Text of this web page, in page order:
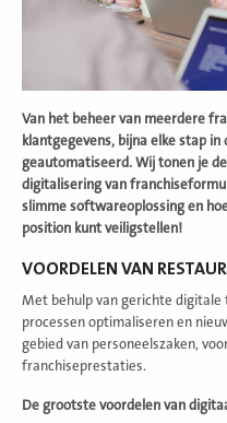
Van het beheer van meerdere
klantgegevens, bijna elke stap
geautomatiseerd. Wij tonen je
digitalisering van
slimme softwareoplossing en
position kunt veiligstellen!
VOORDELEN VAN
Met behulp van gerichte digitale
processen optimaliseren en
gebied van personeelszaken,
franchiseprestaties.
De grootste voordelen van